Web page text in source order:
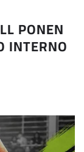
PONEN
INTERNO